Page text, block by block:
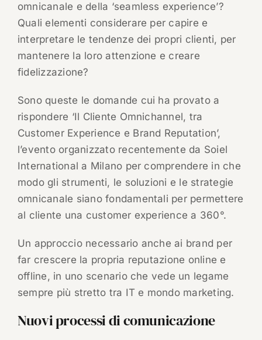
omnicanale e della ‘seamless experience’?
Quali elementi considerare per capire e
interpretare le tendenze dei propri clienti, per
mantenere la loro attenzione e creare
fidelizzazione?
Sono queste le domande cui ha provato a
rispondere ‘Il Cliente Omnichannel, tra
Customer Experience e Brand Reputation’,
l’evento organizzato recentemente da Soiel
International a Milano per comprendere in che
modo gli strumenti, le soluzioni e le strategie
omnicanale siano fondamentali per permettere
al cliente una customer experience a 360°.
Un approccio necessario anche ai brand per
far crescere la propria reputazione online e
offline, in uno scenario che vede un legame
sempre più stretto tra IT e mondo marketing.
Nuovi processi di comunicazione